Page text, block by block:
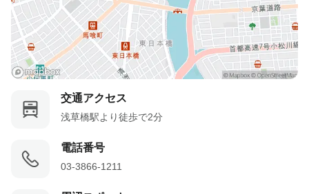
交通アクセス
浅草橋駅より徒歩で2分
電話番号
03-3866-1211